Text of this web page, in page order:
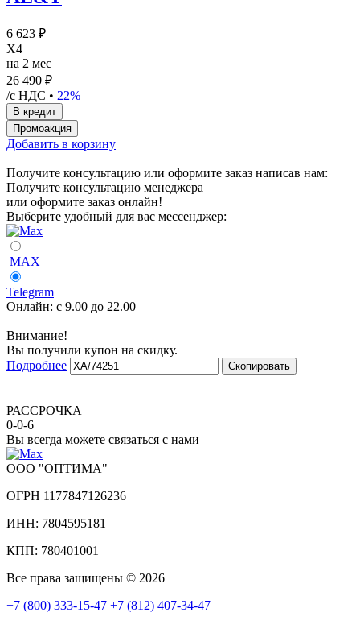
6 623 ₽
X4
на 2 мес
26 490 ₽
/с НДС • 22%
Добавить в корзину
Получите консультацию или оформите заказ написав нам:
Получите консультацию менеджера
или оформите заказ онлайн!
Выберите удобный для вас мессенджер:
MAX
Telegram
Онлайн: с 9.00 до 22.00
Внимание!
Вы получили купон на скидку.
Подробнее
Скопировать
РАССРОЧКА
0-0-6
Вы всегда можете связаться с нами
ООО "ОПТИМА"
ОГРН 1177847126236
ИНН: 7804595181
КПП: 780401001
Все права защищены © 2026
+7 (800) 333-15-47 +7 (812) 407-34-47